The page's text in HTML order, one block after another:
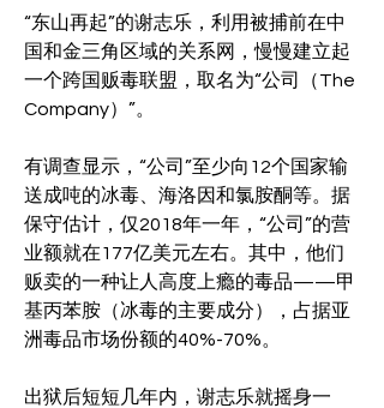
“东山再起”的谢志乐，利用被捕前在中
国和金三角区域的关系网，慢慢建立起
一个跨国贩毒联盟，取名为“公司（The
Company）”。
有调查显示，“公司”至少向12个国家输
送成吨的冰毒、海洛因和氯胺酮等。据
保守估计，仅2018年一年，“公司”的营
业额就在177亿美元左右。其中，他们
贩卖的一种让人高度上瘾的毒品——甲
基丙苯胺（冰毒的主要成分），占据亚
洲毒品市场份额的40%-70%。
出狱后短短几年内，谢志乐就摇身一